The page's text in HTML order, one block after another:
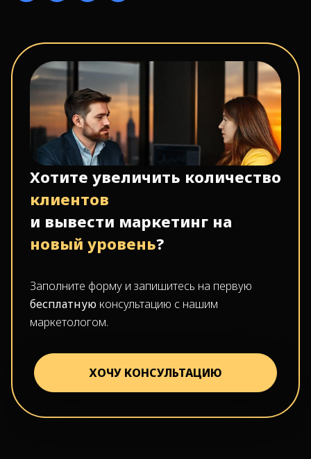
Хотите увеличить количество
клиентов
и вывести маркетинг на
новый уровень?
Заполните форму и запишитесь на первую
бесплатную консультацию с нашим
маркетологом.
ХОЧУ КОНСУЛЬТАЦИЮ